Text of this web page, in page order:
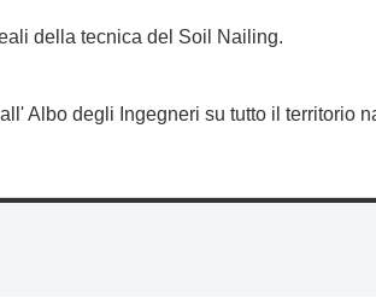
della tecnica del Soil Nailing.
Albo degli Ingegneri su tutto il territorio